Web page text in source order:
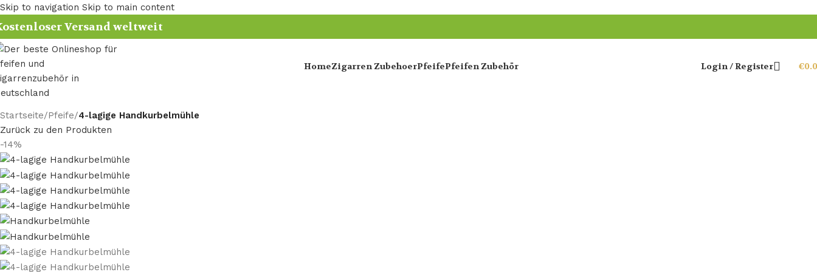
Skip to navigation Skip to main content
Versand weltweit
HomeZigarren ZubehoerPfeifePfeifen Zubehör Login / Register €
Startseite/Pfeife/4-lagige Handkurbelmühle
Zurück zu den Produkten
-14%